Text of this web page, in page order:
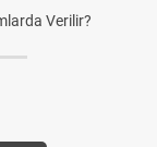
Verilir?